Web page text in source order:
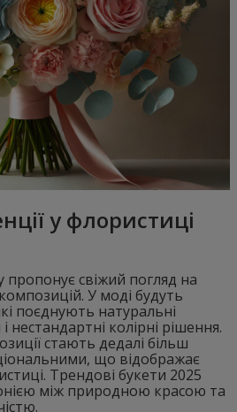
у флористиці
свіжий погляд на
У моді будуть
поєднують натуральні
нестандартні колірні рішення.
стають дедалі більш
що відображає
Трендові букети 2025
між природною красою та